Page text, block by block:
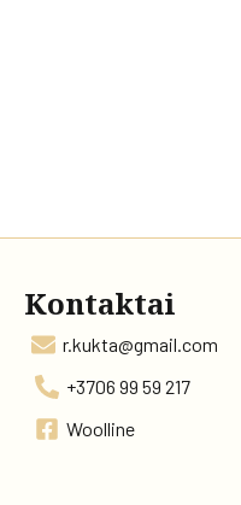
Kontaktai
r.kukta@gmail.com
+3706 99 59 217
Woolline